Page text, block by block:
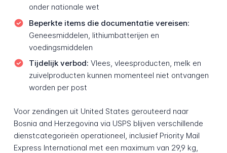
onder nationale wet
Beperkte items die documentatie vereisen:
Geneesmiddelen, lithiumbatterijen en
voedingsmiddelen
Tijdelijk verbod: Vlees, vleesproducten, melk en
zuivelproducten kunnen momenteel niet ontvangen
worden per post
Voor zendingen uit United States gerouteerd naar
Bosnia and Herzegovina via USPS blijven verschillende
dienstcategorieën operationeel, inclusief Priority Mail
Express International met een maximum van 29,9 kg,